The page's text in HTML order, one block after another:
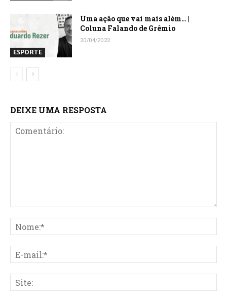
ESPORTE
Uma ação que vai mais além… |
Coluna Falando de Grêmio
20/04/2022
DEIXE UMA RESPOSTA